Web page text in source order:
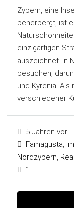
Zypern, eine
beherbergt, ist
einzigartigen
auszeichnet. In
besuchen,
und Kyrenia.
verschiedener
5 Jahren vor
Famagusta,
Nordzypern,
1